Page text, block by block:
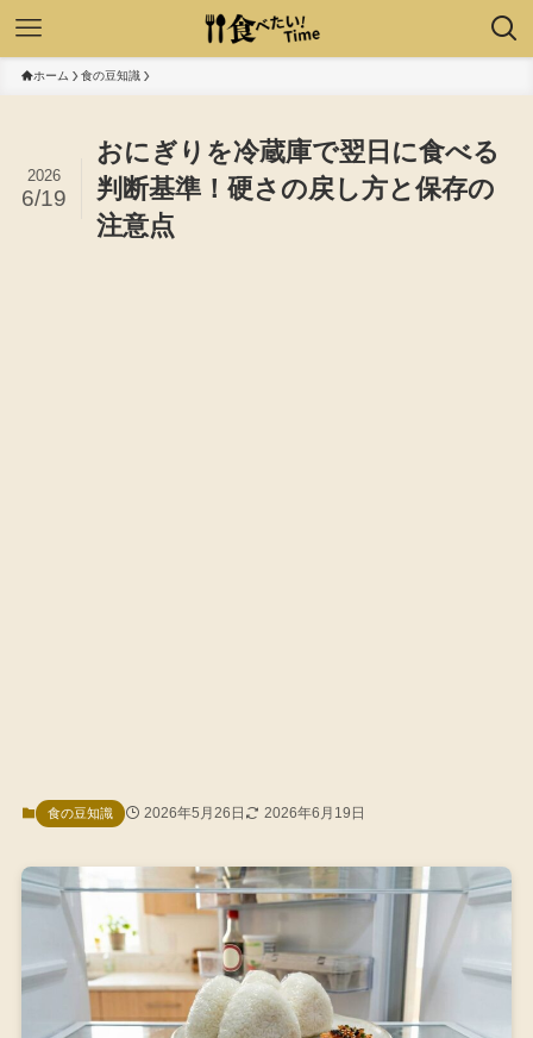
ホーム 食の豆知識
おにぎりを冷蔵庫で翌日に食べる
判断基準！硬さの戻し方と保存の
注意点
2026
6/19
食の豆知識 2026年5月26日 2026年6月19日